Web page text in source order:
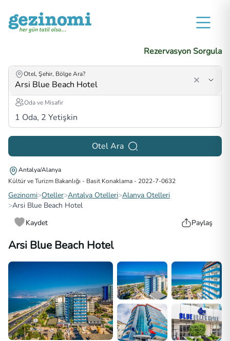
Rezervasyon Sorgula
Otel, Şehir, Bölge Ara?
Oda ve Misafir
1 Oda, 2 Yetişkin
Otel Ara
Antalya/Alanya
Kültür ve Turizm Bakanlığı - Basit Konaklama - 2022-7-0632
Gezinomi>Oteller>Antalya Otelleri>Alanya Otelleri
>Arsi Blue Beach Hotel
Paylaş
Kaydet
Arsi Blue Beach Hotel